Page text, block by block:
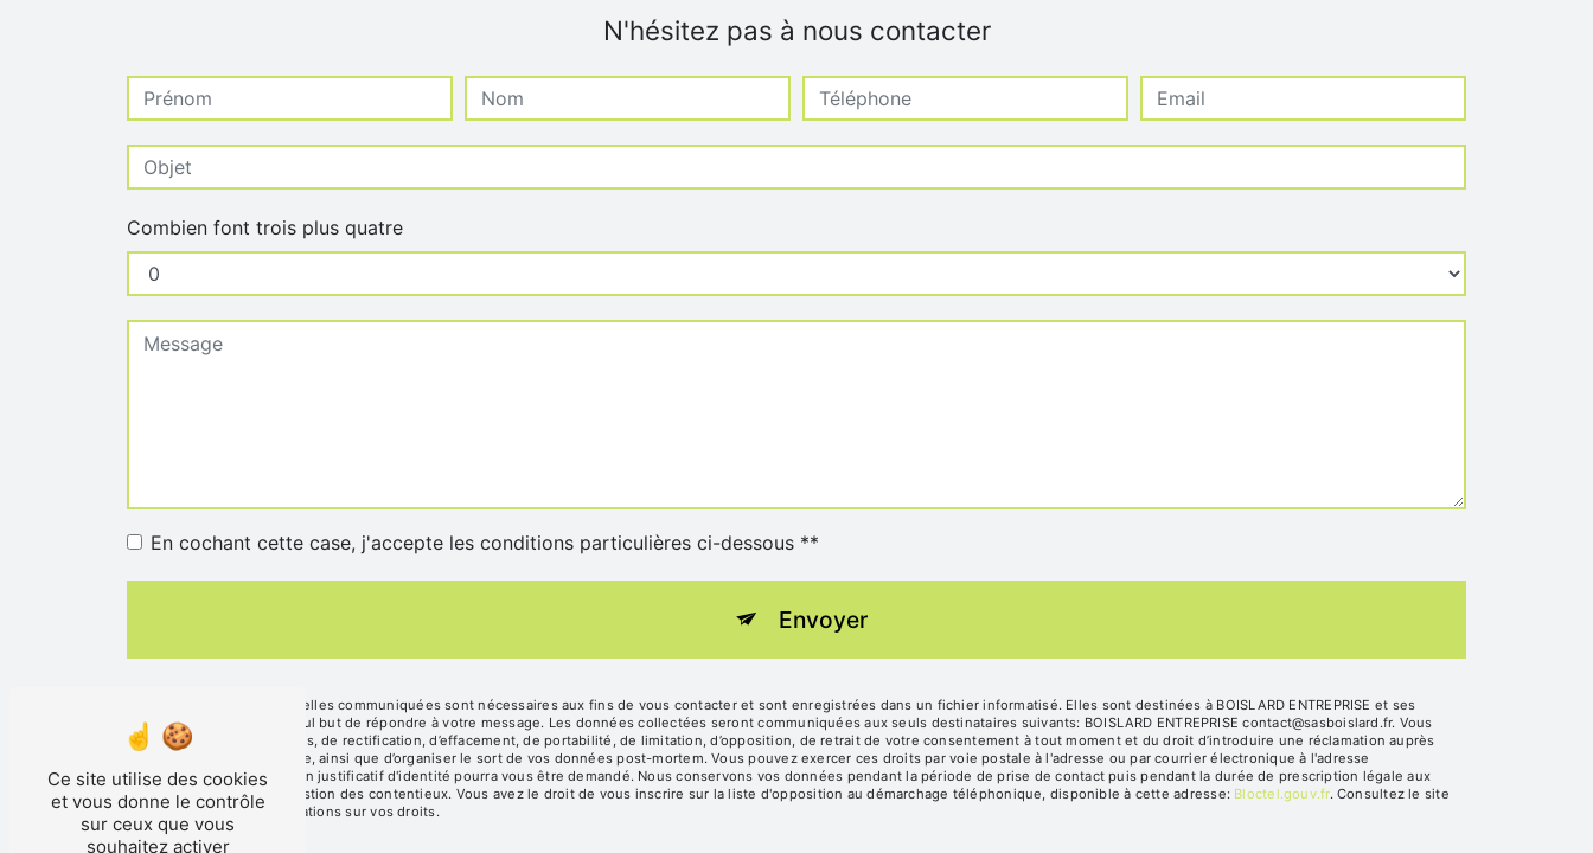
N'hésitez pas à nous contacter
Combien font trois plus quatre
En cochant cette case, j'accepte les conditions particulières ci-dessous **
Envoyer
** Les données personnelles communiquées sont nécessaires aux fins de vous contacter et sont enregistrées dans un fichier informatisé. Elles sont destinées à BOISLARD ENTREPRISE et ses
sous-traitants dans le seul but de répondre à votre message. Les données collectées seront communiquées aux seuls destinataires suivants: BOISLARD ENTREPRISE contact@sasboislard.fr. Vous
disposez de droits d’accès, de rectification, d’effacement, de portabilité, de limitation, d’opposition, de retrait de votre consentement à tout moment et du droit d’introduire une réclamation auprès
d’une autorité de contrôle, ainsi que d’organiser le sort de vos données post-mortem. Vous pouvez exercer ces droits par voie postale à l'adresse ou par courrier électronique à l'adresse
contact@sasboislard.fr. Un justificatif d'identité pourra vous être demandé. Nous conservons vos données pendant la période de prise de contact puis pendant la durée de prescription légale aux
fins probatoires et de gestion des contentieux. Vous avez le droit de vous inscrire sur la liste d'opposition au démarchage téléphonique, disponible à cette adresse:
Bloctel.gouv.fr. Consultez le site
cnil.fr pour plus d’informations sur vos droits.
Ce site utilise des cookies
et vous donne le contrôle
sur ceux que vous
souhaitez activer